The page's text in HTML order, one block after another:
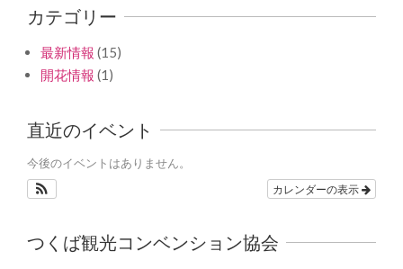
カテゴリー
最新情報 (15)
開花情報 (1)
直近のイベント
今後のイベントはありません。
カレンダーの表示
つくば観光コンベンション協会